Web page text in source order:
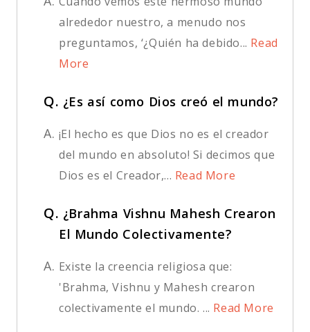
alrededor nuestro, a menudo nos
preguntamos, ‘¿Quién ha debido... Read
More
Q. ¿Es así como Dios creó el mundo?
A. ¡El hecho es que Dios no es el creador
del mundo en absoluto! Si decimos que
Dios es el Creador,... Read More
Q. ¿Brahma Vishnu Mahesh Crearon
El Mundo Colectivamente?
A. Existe la creencia religiosa que:
'Brahma, Vishnu y Mahesh crearon
colectivamente el mundo. ... Read More